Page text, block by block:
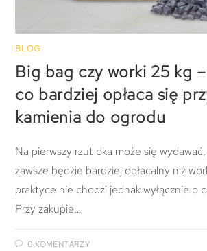
BLOG
Big bag czy worki 25 kg –
co bardziej opłaca się
kamienia do ogrodu
Na pierwszy rzut oka może się
zawsze będzie bardziej opłacalny niż
praktyce nie chodzi jednak wyłącznie o
Przy zakupie…
0 KOMENTARZY